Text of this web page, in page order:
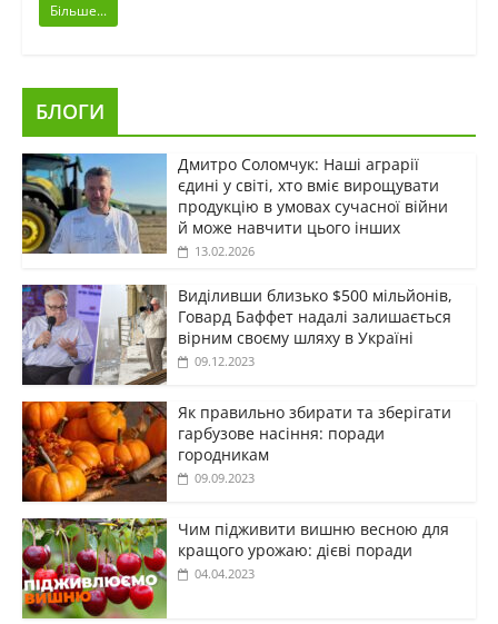
Більше...
БЛОГИ
Дмитро Соломчук: Наші аграрії
єдині у світі, хто вміє вирощувати
продукцію в умовах сучасної війни
й може навчити цього інших
13.02.2026
Виділивши близько $500 мільйонів,
Говард Баффет надалі залишається
вірним своєму шляху в Україні
09.12.2023
Як правильно збирати та зберігати
гарбузове насіння: поради
городникам
09.09.2023
Чим підживити вишню весною для
кращого урожаю: дієві поради
04.04.2023